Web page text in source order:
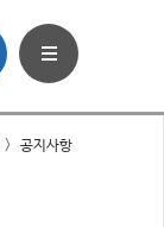
> 공지사항